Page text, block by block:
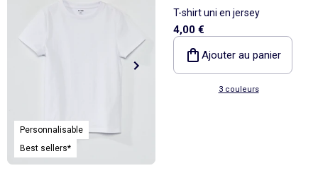
Personnalisable
Best sellers*
T-shirt uni en jersey
4,00 €
Ajouter au panier
3 couleurs